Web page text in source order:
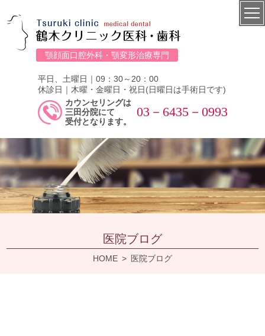
顎顔面口腔外科・顎変形治療専門
平日、土曜日｜09：30～20：00
休診日｜木曜・金曜日・祝日(日曜日は手術日です)
カウンセリングは
三田分院にて
受付となります。
03－6435－0993
医院ブログ
HOME 医院ブログ